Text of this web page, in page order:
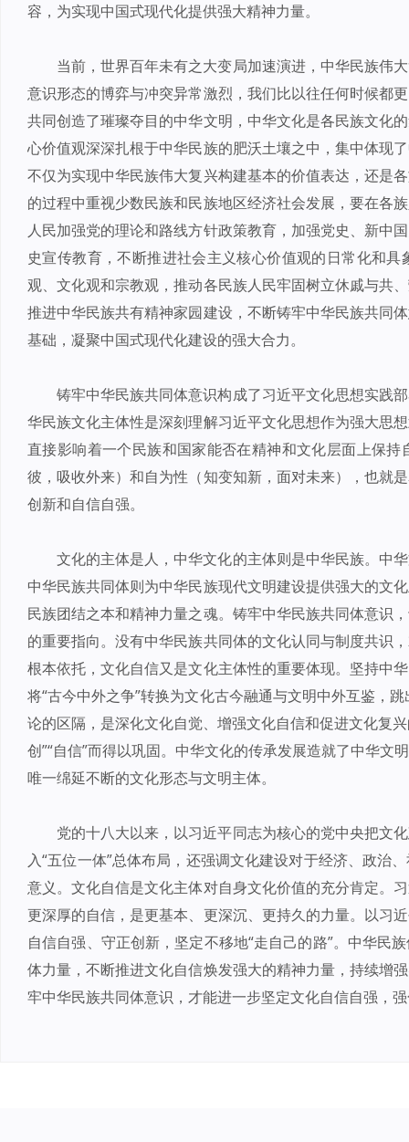
容，为实现中国式现代化提供强大精神力量。
当前，世界百年未有之大变局加速演进，中华民族伟
意识形态的博弈与冲突异常激烈，我们比以往任何时候都
共同创造了璀璨夺目的中华文明，中华文化是各民族文化
心价值观深深扎根于中华民族的肥沃土壤之中，集中体现
不仅为实现中华民族伟大复兴构建基本的价值表达，还是
的过程中重视少数民族和民族地区经济社会发展，要在各
人民加强党的理论和路线方针政策教育，加强党史、新中
史宣传教育，不断推进社会主义核心价值观的日常化和
观、文化观和宗教观，推动各民族人民牢固树立休戚与共
推进中华民族共有精神家园建设，不断铸牢中华民族共同
基础，凝聚中国式现代化建设的强大合力。
铸牢中华民族共同体意识构成了习近平文化思想实践
华民族文化主体性是深刻理解习近平文化思想作为强大思
直接影响着一个民族和国家能否在精神和文化层面上保
彼，吸收外来）和自为性（知变知新，面对未来），也就
创新和自信自强。
文化的主体是人，中华文化的主体则是中华民族。中
中华民族共同体则为中华民族现代文明建设提供强大的文
民族团结之本和精神力量之魂。铸牢中华民族共同体意识
的重要指向。没有中华民族共同体的文化认同与制度共识
根本依托，文化自信又是文化主体性的重要体现。坚持中
将“古今中外之争”转换为文化古今融通与文明中外互鉴，
论的区隔，是深化文化自觉、增强文化自信和促进文化复
创”“自信”而得以巩固。中华文化的传承发展造就了中华
唯一绵延不断的文化形态与文明主体。
党的十八大以来，以习近平同志为核心的党中央把文
入“五位一体”总体布局，还强调文化建设对于经济、政治
意义。文化自信是文化主体对自身文化价值的充分肯定。
更深厚的自信，是更基本、更深沉、更持久的力量。以习
自信自强、守正创新，坚定不移地“走自己的路”。中华民
体力量，不断推进文化自信焕发强大的精神力量，持续增
牢中华民族共同体意识，才能进一步坚定文化自信自强，